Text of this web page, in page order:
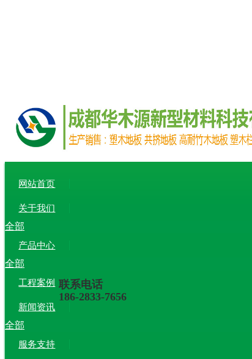
联系电话
186-2833-7656
网站首页
关于我们
全部
产品中心
全部
工程案例
新闻资讯
全部
服务支持